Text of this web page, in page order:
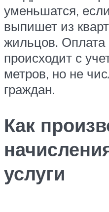
уменьшатся,
выпишет из
жильцов. Оплата
происходит с
метров, но не
граждан.
Как
услуги